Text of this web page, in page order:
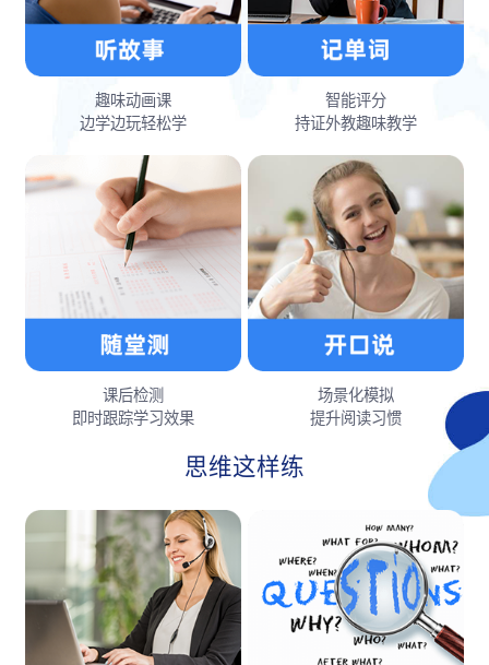
趣味动画课
边学边玩轻松学
智能评分
持证外教趣味教学
课后检测
即时跟踪学习效果
场景化模拟
提升阅读习惯
思维这样练